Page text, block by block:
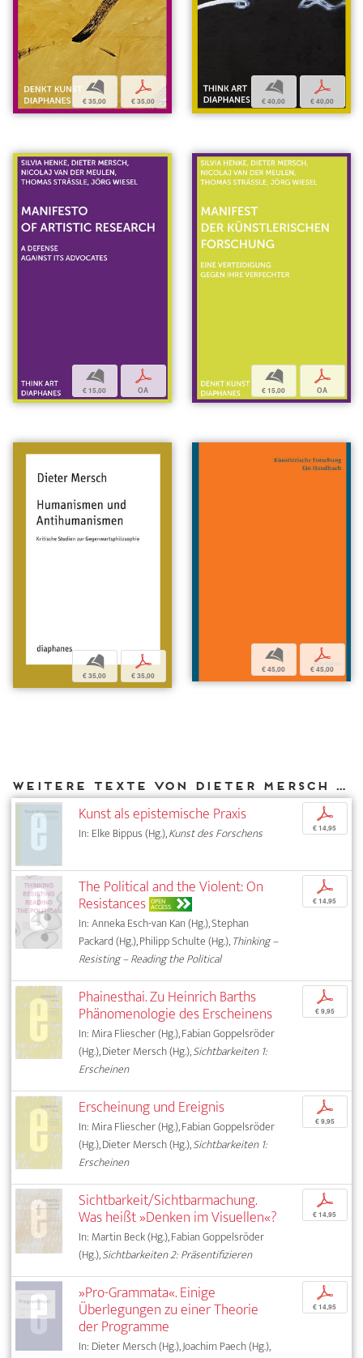
b
€ 35,00
p
€ 35,00
b
€ 40,00
p
€ 40,00
b
€ 15,00
p
OA
b
€ 15,00
p
OA
b
€ 35,00
p
€ 35,00
b
€ 45,00
p
€ 45,00
Weitere Texte von Dieter Mersch bei DIAPHANES
Kunst als epistemische Praxis
In: Elke Bippus (Hg.),Kunst des Forschens
p
€ 14,95
The Political and the Violent: On
Resistances OPEN
ACCESS
In: Anneka Esch-van Kan (Hg.), Stephan
Packard (Hg.), Philipp Schulte (Hg.),Thinking –
Resisting – Reading the Political
p
€ 14,95
Phainesthai. Zu Heinrich Barths
Phänomenologie des Erscheinens
In: Mira Fliescher (Hg.), Fabian Goppelsröder
(Hg.), Dieter Mersch (Hg.),Sichtbarkeiten 1:
Erscheinen
p
€ 9,95
Erscheinung und Ereignis
In: Mira Fliescher (Hg.), Fabian Goppelsröder
(Hg.), Dieter Mersch (Hg.),Sichtbarkeiten 1:
Erscheinen
p
€ 9,95
Sichtbarkeit/Sichtbarmachung.
Was heißt »Denken im Visuellen«?
In: Martin Beck (Hg.), Fabian Goppelsröder
(Hg.),Sichtbarkeiten 2: Präsentifizieren
p
€ 14,95
»Pro-Grammata«. Einige
Überlegungen zu einer Theorie
der Programme
In: Dieter Mersch (Hg.), Joachim Paech (Hg.),
p
€ 14,95